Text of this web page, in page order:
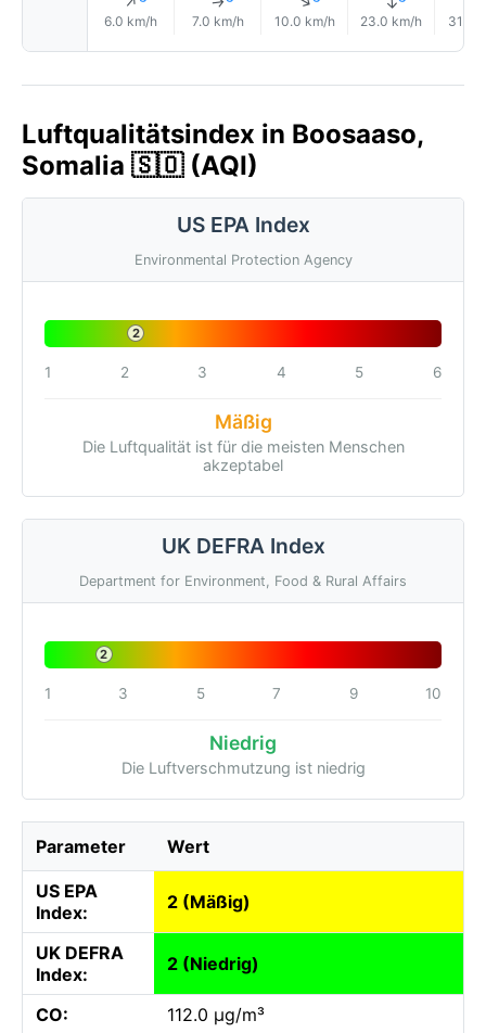
6.0 km/h 7.0 km/h 10.0 km/h 23.0 km/h 31.0
Luftqualitätsindex in Boosaaso,
Somalia 🇸🇴 (AQI)
US EPA Index
Environmental Protection Agency
2
1 2 3 4 5 6
Mäßig
Die Luftqualität ist für die meisten Menschen
akzeptabel
UK DEFRA Index
Department for Environment, Food & Rural Affairs
2
1 3 5 7 9 10
Niedrig
Die Luftverschmutzung ist niedrig
Parameter Wert
US EPA
Index:
2 (Mäßig)
UK DEFRA
Index:
2 (Niedrig)
CO:
112.0 µg/m³